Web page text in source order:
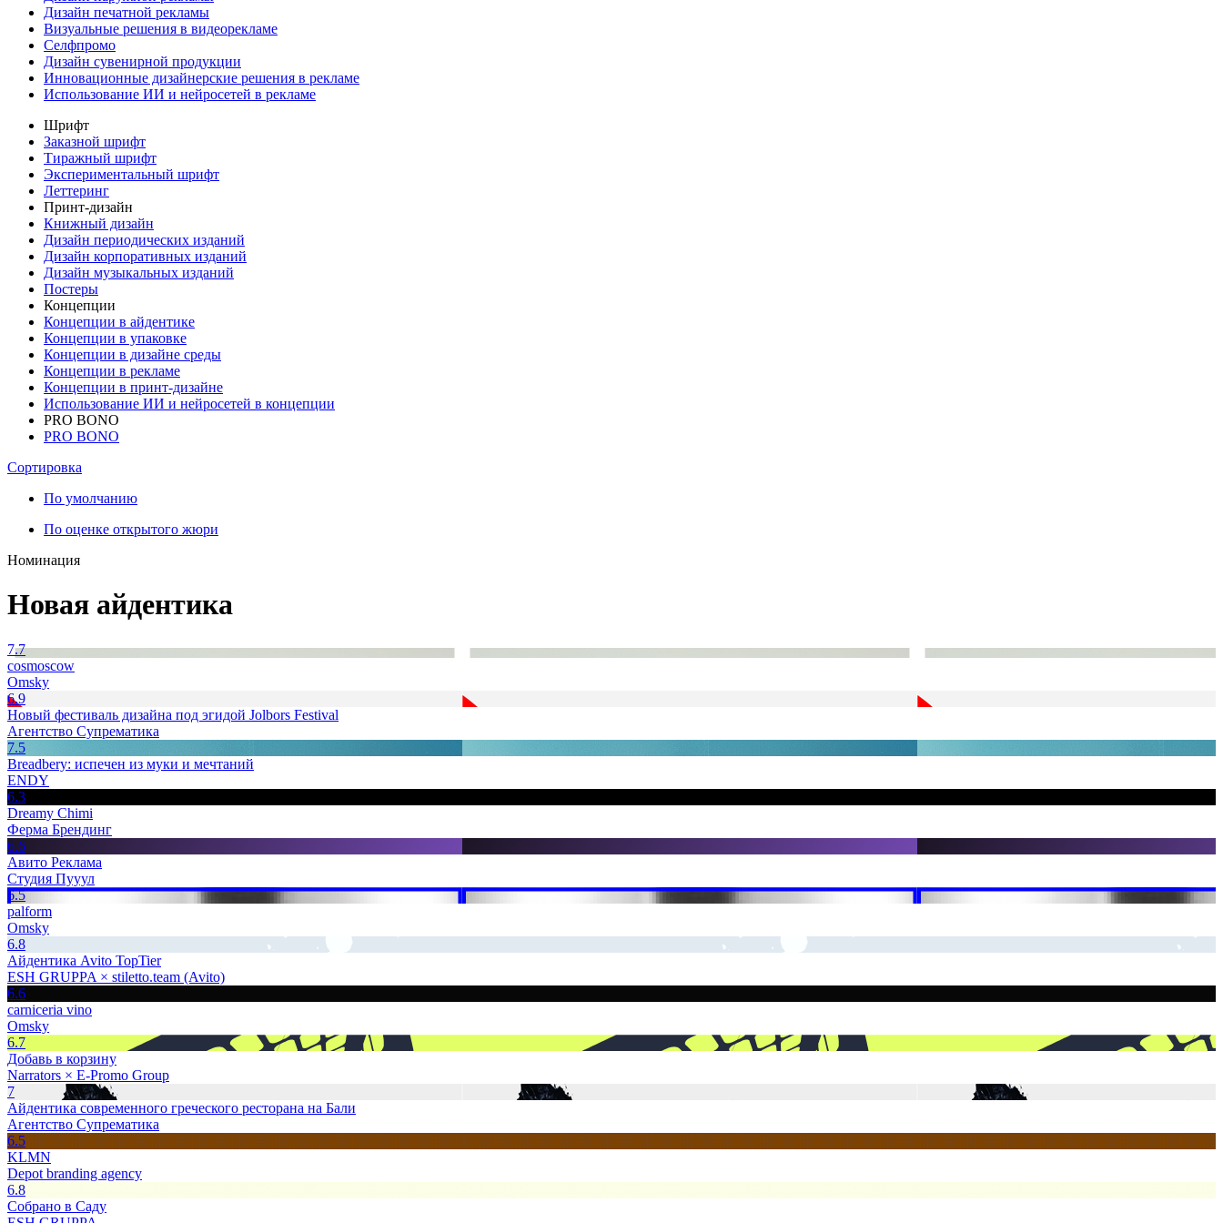
Дизайн печатной рекламы
Визуальные решения в видеорекламе
Селфпромо
Дизайн сувенирной продукции
Инновационные дизайнерские решения в рекламе
Использование ИИ и нейросетей в рекламе
Шрифт
Заказной шрифт
Тиражный шрифт
Экспериментальный шрифт
Леттеринг
Принт-дизайн
Книжный дизайн
Дизайн периодических изданий
Дизайн корпоративных изданий
Дизайн музыкальных изданий
Постеры
Концепции
Концепции в айдентике
Концепции в упаковке
Концепции в дизайне среды
Концепции в рекламе
Концепции в принт-дизайне
Использование ИИ и нейросетей в концепции
PRO BONO
PRO BONO
Сортировка
По умолчанию
По оценке открытого жюри
Номинация
Новая айдентика
7.7
cosmoscow
Omsky
6.9
Новый фестиваль дизайна под эгидой Jolbors Festival
Агентство Супрематика
7.5
Breadbery: испечен из муки и мечтаний
ENDY
6.3
Dreamy Chimi
Ферма Брендинг
6.6
Авито Реклама
Студия Пууул
6.5
palform
Omsky
6.8
Айдентика Avito TopTier
ESH GRUPPA × stiletto.team (Avito)
6.6
carniceria vino
Omsky
6.7
Добавь в корзину
Narrators × E-Promo Group
7
Айдентика современного греческого ресторана на Бали
Агентство Супрематика
6.5
KLMN
Depot branding agency
6.8
Собрано в Саду